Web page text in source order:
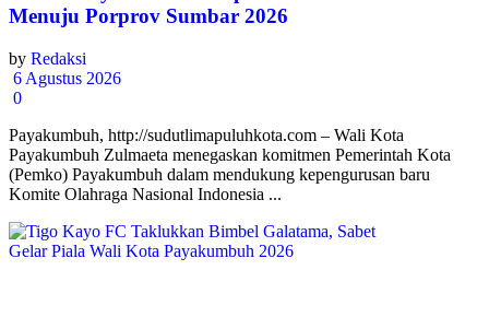
Menuju Porprov Sumbar 2026
by Redaksi
6 Agustus 2026
0
Payakumbuh, http://sudutlimapuluhkota.com – Wali Kota
Payakumbuh Zulmaeta menegaskan komitmen Pemerintah Kota
(Pemko) Payakumbuh dalam mendukung kepengurusan baru
Komite Olahraga Nasional Indonesia ...